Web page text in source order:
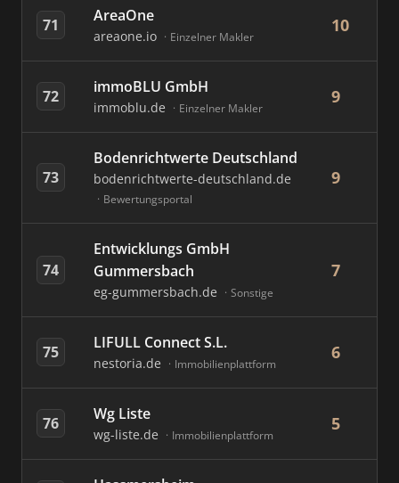
71 AreaOne
areaone.io Einzelner Makler
10
72 immoBLU GmbH
immoblu.de Einzelner Makler
9
73
Bodenrichtwerte Deutschland
bodenrichtwerte-deutschland.de
Bewertungsportal
9
74
Entwicklungs GmbH
Gummersbach
eg-gummersbach.de Sonstige
7
75 LIFULL Connect S.L.
nestoria.de Immobilienplattform
6
76 Wg Liste
wg-liste.de Immobilienplattform
5